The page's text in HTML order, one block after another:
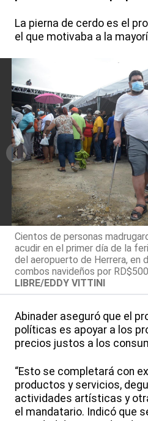
La pierna de cerdo es el
el que motivaba a la
Cientos de personas
acudir en el primer día de la
del aeropuerto de Herrera, en
combos navideños por
LIBRE/EDDY VITTINI
Abinader aseguró que el
políticas es apoyar a los
precios justos a los
“Esto se completará con
productos y servicios,
actividades artísticas y
el mandatario. Indicó que